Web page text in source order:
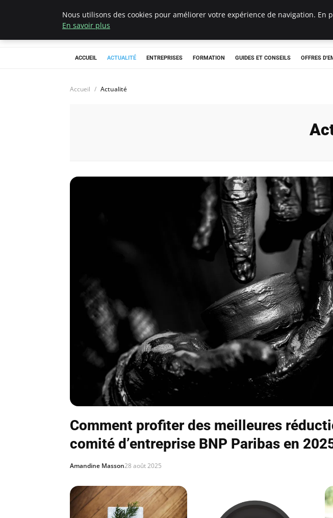
Chasseur De Tête
ACCUEIL ACTUALITÉ ENTREPRISES FORMATION GUIDES ET CONSEILS OFFRES
Accueil Actualité
Comment profiter des meilleures
comité d’entreprise BNP Paribas en
Amandine Masson28 août 2025
Nous utilisons des cookies pour améliorer votre expérience de navigation.
En savoir plus